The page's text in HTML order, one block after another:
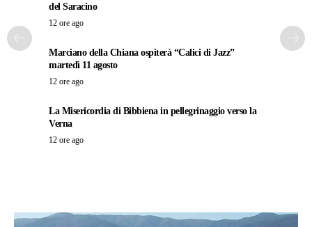
del Saracino
12 ore ago
Marciano della Chiana ospiterà “Calici di Jazz”
martedì 11 agosto
12 ore ago
La Misericordia di Bibbiena in pellegrinaggio verso la
Verna
12 ore ago